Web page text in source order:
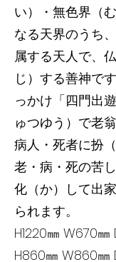
い）・無色界（
なる天界のうち
属する天人で、
じ）する善神で
っかけ「四門出
ゅつゆう）で老
病人・死者に扮
老・病・死の苦
化（か）して出
られます。
H1220㎜ W670㎜
H860㎜ W860㎜